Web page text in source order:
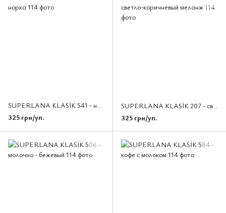
SUPERLANA KLASİK 541 - норка
325 грн/уп.
SUPERLANA KLASİK 207 - светло-коричневый меланж
325 грн/уп.